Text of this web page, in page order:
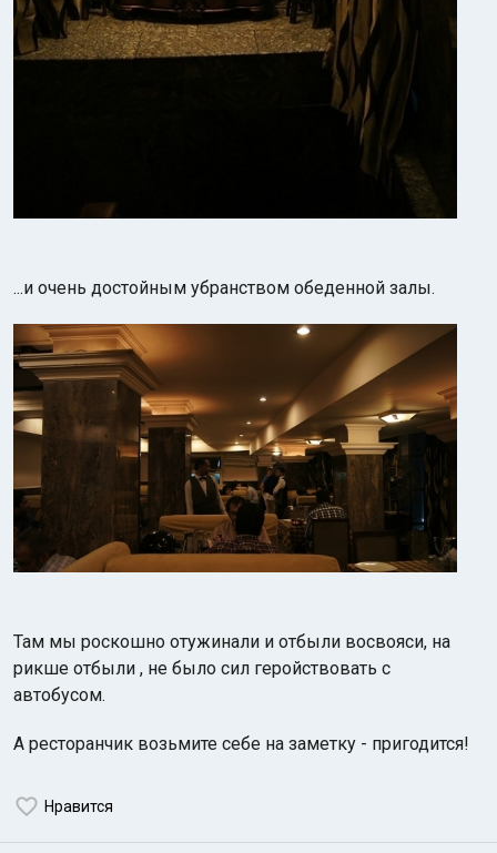
...и очень достойным убранством обеденной залы.
Там мы роскошно отужинали и отбыли восвояси, на
рикше отбыли , не было сил геройствовать с
автобусом.
А ресторанчик возьмите себе на заметку - пригодится!
Нравится